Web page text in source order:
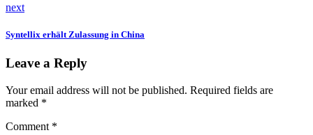
next
Syntellix erhält Zulassung in China
Leave a Reply
Your email address will not be published. Required fields are
marked *
Comment *